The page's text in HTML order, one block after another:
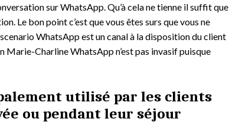
sur WhatsApp. Qu’à cela ne tienne il suffit que
Le bon point c’est que vous êtes surs que vous ne
WhatsApp est un canal à la disposition du client
Marie-Charline WhatsApp n’est pas invasif puisque
utilisé par les clients
ou pendant leur séjour